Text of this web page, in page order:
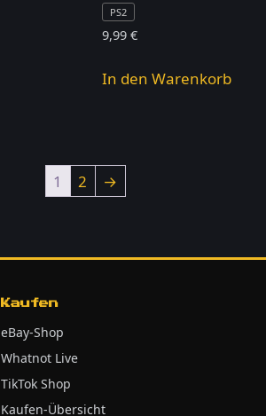
PS2
9,99€
In den Warenkorb
1 2 →
Kaufen
eBay-Shop
Whatnot Live
TikTok Shop
Kaufen-Übersicht